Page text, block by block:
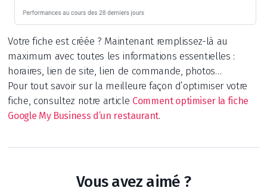
Votre fiche est créée ? Maintenant remplissez-là au
maximum avec toutes les informations essentielles :
horaires, lien de site, lien de commande, photos…
Pour tout savoir sur la meilleure façon d’optimiser votre
fiche, consultez notre article Comment optimiser la fiche
Google My Business d’un restaurant.
Vous avez aimé ?